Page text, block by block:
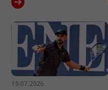
19.07.2026